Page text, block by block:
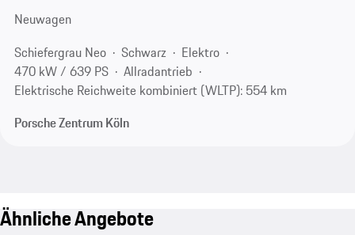
Neuwagen
Schiefergrau Neo
Schwarz
Elektro
470 kW / 639 PS
Allradantrieb
Elektrische Reichweite kombiniert (WLTP): 554 km
Porsche Zentrum Köln
Ähnliche Angebote